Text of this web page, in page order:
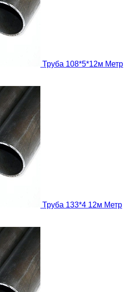
Труба 108*5*12м Метр
Труба 133*4 12м Метр